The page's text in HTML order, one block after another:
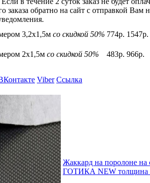
заказа обратно на сайт с отправкой Вам
3,2x1,5м со скидкой 50% 774р. 1547р.
2x1,5м со скидкой 50% 483р. 966р.
Viber Ссылка
Жаккард на поролоне на
ГОТИКА NEW толщина